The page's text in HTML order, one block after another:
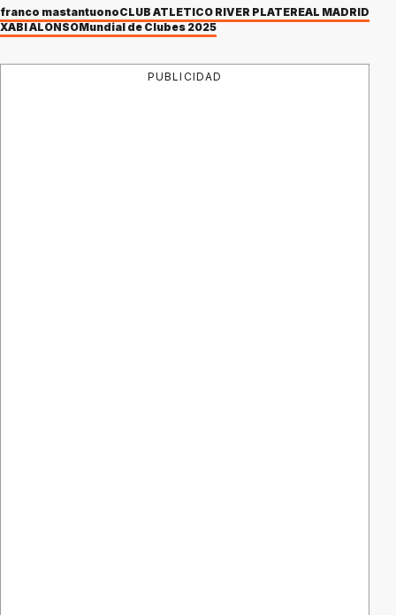
franco mastantuonoCLUB ATLÉTICO RIVER PLATEREAL MADRID
XABI ALONSOMundial de Clubes 2025
PUBLICIDAD